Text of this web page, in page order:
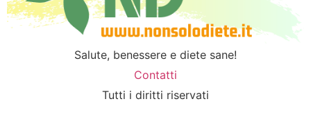
Salute, benessere e diete sane!
Contatti
Tutti i diritti riservati